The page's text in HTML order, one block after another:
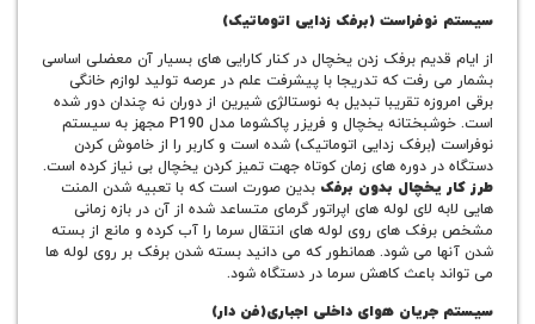
(برفک زدایی اتوماتیک)
برفک زدن یخچال در کنار کارایی های بسیار آن معضلی اساسی
رفت که تدریجا با پیشرفت علم در عرصه تولید لوازم خانگی
تقریبا تبدیل به نوستالژی شیرین از دوران نه چندان دور شده
است. خوشبختانه یخچال و فریزر پاکشوما مدل P190 مجهز به سیستم
زدایی اتوماتیک) شده است و کاربر را از خاموش کردن
دوره های زمان کوتاه جهت تمیز کردن یخچال بی نیاز کرده است.
بدون برفکبدین صورت است که با تعبیه شدن المنت
لای لوله های اپراتور گرمای متساعد شده از آن در بازه زمانی
های روی لوله های انتقال سرما را آب کرده و مانع از بسته
می شود. همانطور که می دانید بسته شدن برفک بر روی لوله ها
باعث کاهش سرما در دستگاه شود.
هوای داخلی اجباری(فن دار)